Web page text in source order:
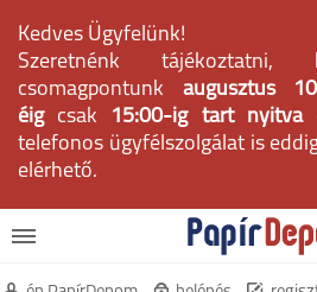
Kedves Ügyfelünk!
Szeretnénk tájékoztatni,
csomagpontunk augusztus
éig csak 15:00-ig tart nyitva
telefonos ügyfélszolgálat is
elérhető.